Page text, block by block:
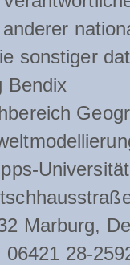
sonstiger
Bendix
Marburg,
06421 28-